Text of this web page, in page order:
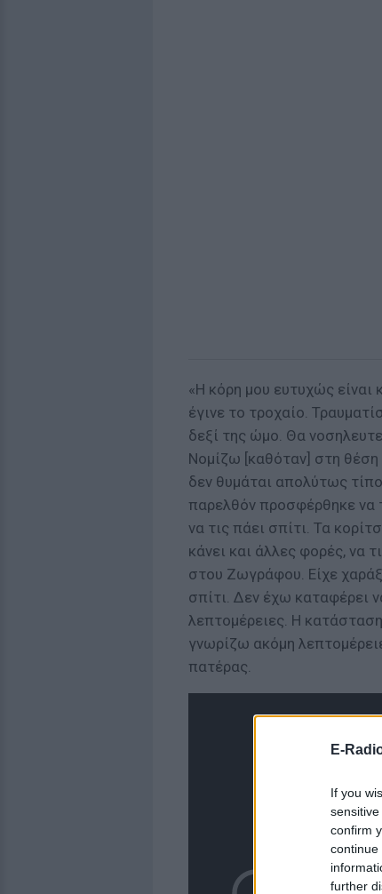
E-
If you
confirm
continue
further
«Η κόρη μου ευτυχώς είναι
έγινε το τροχαίο.
δεξί της ώμο. Θα
Νομίζω [καθόταν] στη θέση
δεν θυμάται απολύτως
παρελθόν προσφέρθηκε να
να τις πάει σπίτι. Τα
κάνει και άλλες φορές, να
στου Ζωγράφου. Είχε
σπίτι. Δεν έχω καταφέρει
λεπτομέρειες. Η
γνωρίζω ακόμη
πατέρας.